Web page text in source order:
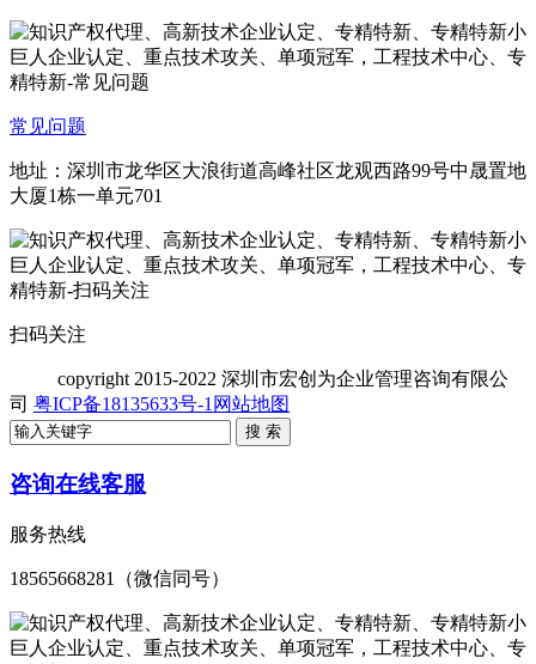
常见问题
地址：深圳市龙华区大浪街道高峰社区龙观西路99号中晟置地
大厦1栋一单元701
扫码关注
copyright 2015-2022 深圳市宏创为企业管理咨询有限公
司 粤ICP备18135633号-1 网站地图
咨询在线客服
服务热线
18565668281（微信同号）